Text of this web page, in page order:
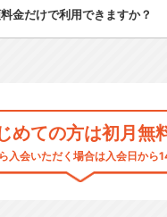
金だけで利用できますか？
めての方は初月無
入会いただく場合は入会日から